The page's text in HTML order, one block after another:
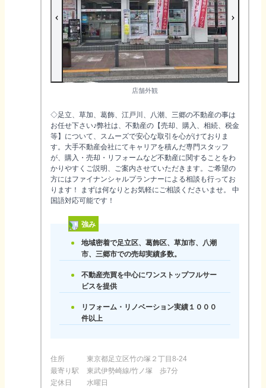
店舗外観
◇足立、草加、葛飾、江戸川、八潮、三郷の不動産の事は
お任せ下さい♪弊社は、不動産の【売却、購入、相続、税金
等】について、スムーズで安心な取引を心がけておりま
す。大手不動産会社にてキャリアを積んだ専門スタッフ
が、購入・売却・リフォームなど不動産に関することをわ
かりやすくご説明、ご案内させていただきます。ご希望の
方にはファイナンシャルプランナーによる相談も行ってお
ります！ まずは何なりとお気軽にご相談くださいませ。 中
国語対応可能です！
強み
地域密着で足立区、葛飾区、草加市、八潮
市、三郷市での売却実績多数。
不動産売買を中心にワンストップフルサー
ビスを提供
リフォーム・リノベーション実績１０００
件以上
住所
東京都足立区竹の塚２丁目8-24
最寄り駅
東武伊勢崎線/竹ノ塚 歩7分
定休日
水曜日